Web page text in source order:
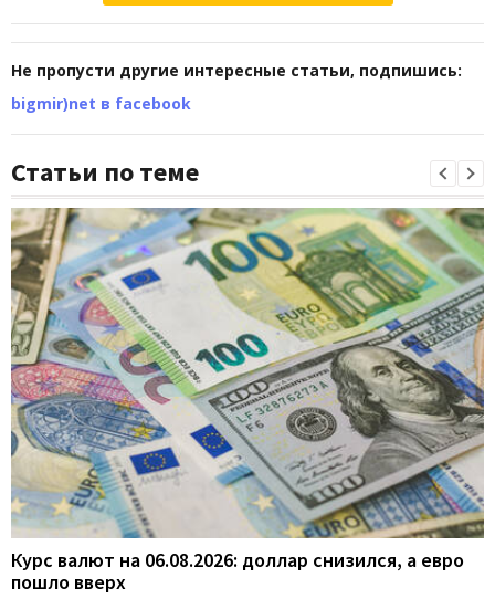
Не пропусти другие интересные статьи, подпишись:
bigmir)net в facebook
Статьи по теме
Курс валют на 06.08.2026: доллар снизился, а евро
пошло вверх